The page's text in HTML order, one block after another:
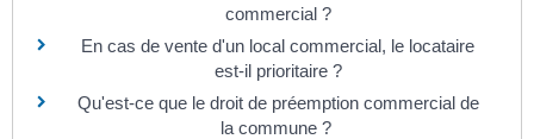
commercial ?
En cas de vente d'un local commercial, le locataire
est-il prioritaire ?
Qu'est-ce que le droit de préemption commercial de
la commune ?